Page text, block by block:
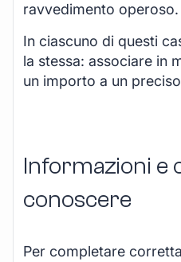
ravvedimento operoso.
In ciascuno di questi
la stessa: associare in
un importo a un
Informazioni e
conoscere
Per completare